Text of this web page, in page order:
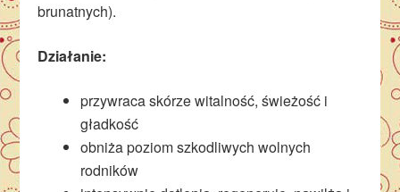
brunatnych).
Działanie:
przywraca skórze witalność, świeżość i
gładkość
obniża poziom szkodliwych wolnych
rodników